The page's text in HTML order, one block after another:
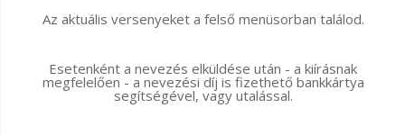
Az aktuális versenyeket a felső menüsorban találod.
Esetenként a nevezés elküldése után - a kiírásnak
megfelelően - a nevezési díj is fizethető bankkártya
segítségével, vagy utalással.